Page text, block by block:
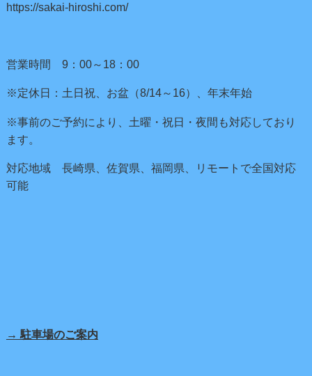
https://sakai-hiroshi.com/
営業時間 9：00～18：00
※定休日：土日祝、お盆（8/14～16）、年末年始
※事前のご予約により、土曜・祝日・夜間も対応しており
ます。
対応地域 長崎県、佐賀県、福岡県、リモートで全国対応
可能
→ 駐車場のご案内